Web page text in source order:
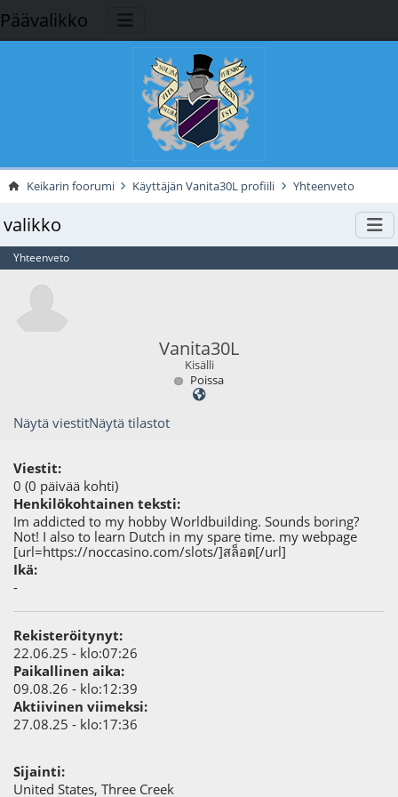
Päävalikko
Keikarin foorumi Käyttäjän Vanita30L profiili Yhteenveto
valikko
Yhteenveto
Vanita30L
Kisälli
Poissa
Näytä viestitNäytä tilastot
Viestit:
0 (0 päivää kohti)
Henkilökohtainen teksti:
Im addicted to my hobby Worldbuilding. Sounds boring?
Not! I also to learn Dutch in my spare time. my webpage
[url=https://noccasino.com/slots/]สล็อต[/url]
Ikä:
-
Rekisteröitynyt:
22.06.25 - klo:07:26
Paikallinen aika:
09.08.26 - klo:12:39
Aktiivinen viimeksi:
27.08.25 - klo:17:36
Sijainti:
United States, Three Creek